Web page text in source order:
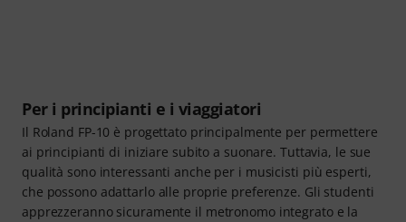
Per i principianti e i viaggiatori
Il Roland FP-10 è progettato principalmente per permettere
ai principianti di iniziare subito a suonare. Tuttavia, le sue
qualità sono interessanti anche per i musicisti più esperti,
che possono adattarlo alle proprie preferenze. Gli studenti
apprezzeranno sicuramente il metronomo integrato e la